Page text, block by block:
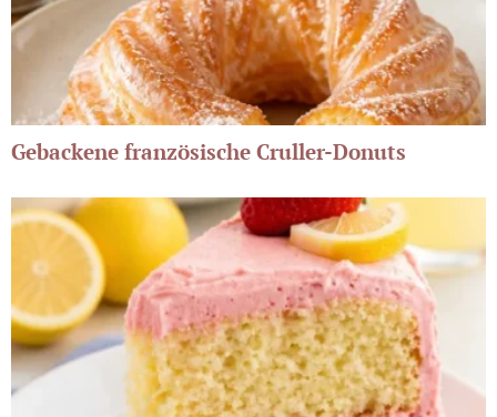
Gebackene französische Cruller-Donuts